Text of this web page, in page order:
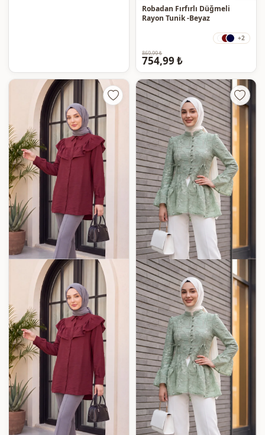
Robadan Fırfırlı Düğmeli
Rayon Tunik -Beyaz
+2
869,99 ₺
754,99 ₺